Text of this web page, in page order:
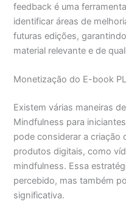
feedback é uma
identificar áreas de
futuras edições,
material relevante e de
Monetização do E-book
Existem várias maneiras
Mindfulness para
pode considerar a criação
produtos digitais, como
mindfulness. Essa
percebido, mas também
significativa.